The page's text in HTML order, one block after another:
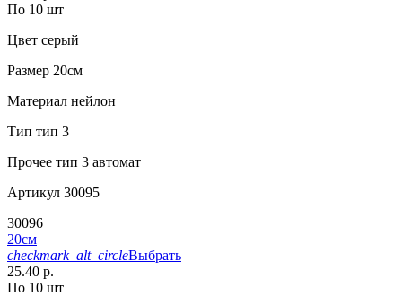
По 10 шт
Цвет серый
Размер 20см
Материал нейлон
Тип тип 3
Прочее тип 3 автомат
Артикул 30095
30096
20см
checkmark_alt_circleВыбрать
25.40 р.
По 10 шт